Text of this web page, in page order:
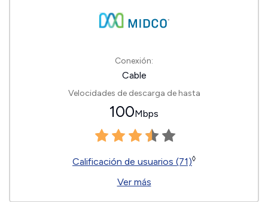
Conexión:
Cable
Velocidades de descarga de hasta
100Mbps
Calificación de usuarios (71)◊
Ver más